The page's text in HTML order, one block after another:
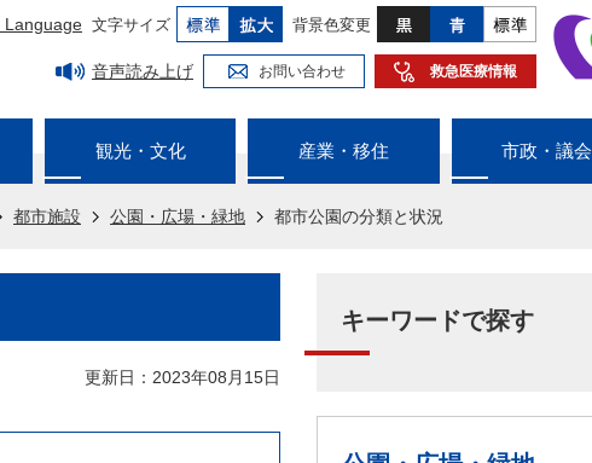
Language 文字サイズ 背景色変更
音声読み上げ お問い合わせ 救急医療情報
観光・文化 産業・移住 市政・議会
都市施設 公園・広場・緑地 都市公園の分類と状況
更新日：2023年08月15日
キーワードで探す